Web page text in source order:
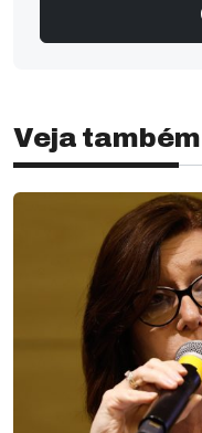
Veja também